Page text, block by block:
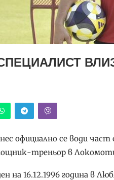
официално се води
треньор в
на 16.12.1996 година в